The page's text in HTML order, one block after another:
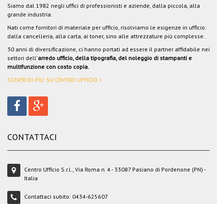
Siamo dal 1982 negli uffici di professionisti e aziende, dalla piccola, alla
grande industria.
Nati come fornitori di materiale per ufficio, risolviamo le esigenze in ufficio:
dalla cancelleria, alla carta, ai toner, sino alle attrezzature più complesse.
30 anni di diversificazione, ci hanno portati ad essere il partner affidabile nei
settori dell'arredo ufficio, della tipografia, del noleggio di stampanti e
multifunzione con costo copia.
SCOPRI DI PIU' SU CENTRO UFFICIO >
CONTATTACI
Centro Ufficio S.r.l., Via Roma n. 4 - 33087 Pasiano di Pordenone (PN) -
Italia
Contattaci subito: 0434-625607